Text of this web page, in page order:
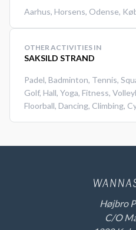
Aarhus, Horsens, Odense,
OTHER ACTIVITIES IN
SAKSILD STRAND
Padel, Badminton, Tennis,
Golf, Hall, Yoga, Fitness,
Floorball, Dancing, Climbing,
Højbro
C/O